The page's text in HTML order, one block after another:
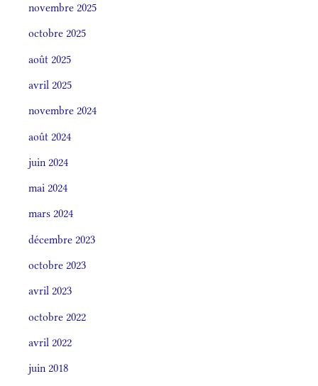
novembre 2025
octobre 2025
août 2025
avril 2025
novembre 2024
août 2024
juin 2024
mai 2024
mars 2024
décembre 2023
octobre 2023
avril 2023
octobre 2022
avril 2022
juin 2018